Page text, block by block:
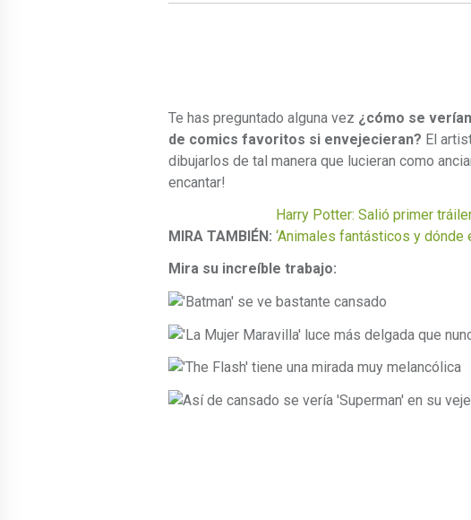
Te has preguntado alguna vez ¿cómo se
de comics favoritos si envejecieran? El
dibujarlos de tal manera que lucieran como
encantar!
MIRA TAMBIÉN:
Harry Potter: Salió primer
‘Animales fantásticos y dónde
Mira su increíble trabajo: